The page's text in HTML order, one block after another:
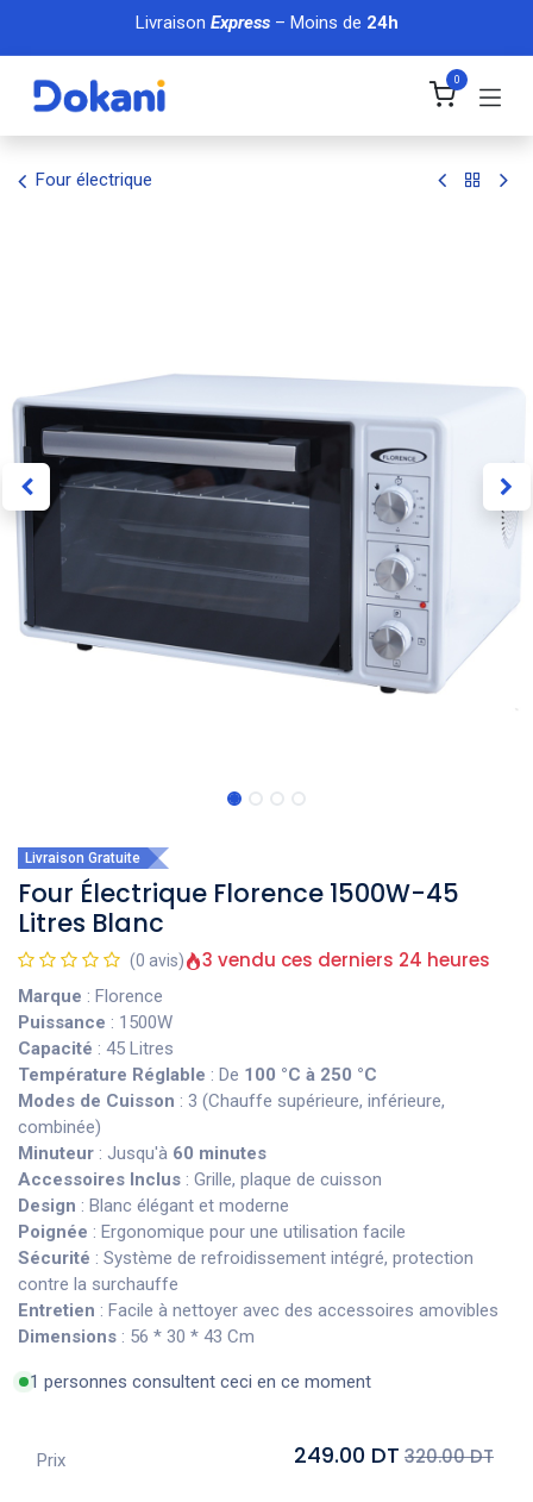
Se rendre au contenu
Livraison Express– Moins de 24h
0
Four électrique
Livraison Gratuite
Four Électrique Florence 1500W-45
Litres Blanc
(0 avis) 3 vendu ces derniers 24 heures
Marque : Florence
Puissance : 1500W
Capacité : 45 Litres
Température Réglable : De 100 °C à 250 °C
Modes de Cuisson : 3 (Chauffe supérieure, inférieure,
combinée)
Minuteur : Jusqu'à 60 minutes
Accessoires Inclus : Grille, plaque de cuisson
Design : Blanc élégant et moderne
Poignée : Ergonomique pour une utilisation facile
Sécurité : Système de refroidissement intégré, protection
contre la surchauffe
Entretien : Facile à nettoyer avec des accessoires amovibles
Dimensions : 56 * 30 * 43 Cm
1 personnes consultent ceci en ce moment
Prix 249.00 DT 320.00 DT